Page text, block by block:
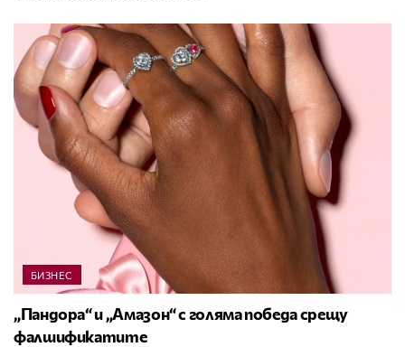
БИЗНЕС
„Пандора“ и „Амазон“ с голяма победа срещу
фалшификатите